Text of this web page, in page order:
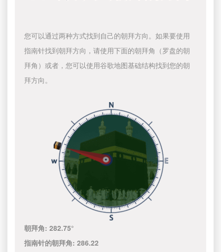
您可以通过两种方式找到自己的朝拜方向。如果要使用
指南针找到朝拜方向，请使用下面的朝拜角（罗盘的朝
拜角）或者，您可以使用谷歌地图基础结构找到您的朝
拜方向。
朝拜角:282.75°
指南针的朝拜角:286.22